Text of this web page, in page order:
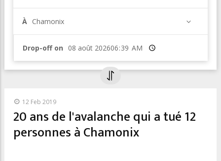
À Chamonix
Drop-off on Heure
12 Feb 2019
20 ans de l'avalanche qui a tué 12
personnes à Chamonix